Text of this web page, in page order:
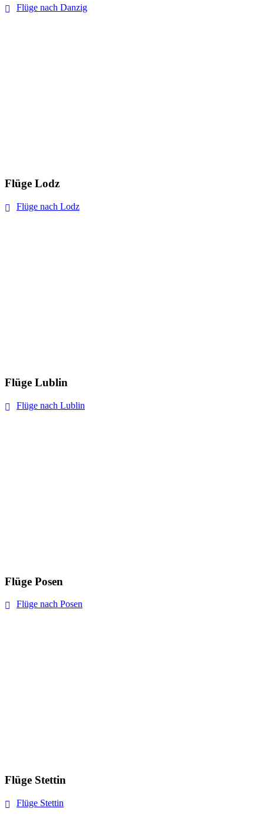
Flüge nach Danzig
Flüge Lodz
Flüge nach Lodz
Flüge Lublin
Flüge nach Lublin
Flüge Posen
Flüge nach Posen
Flüge Stettin
Flüge Stettin